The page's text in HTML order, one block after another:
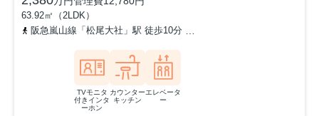
63.92㎡（2LDK）
阪急嵐山線「松尾大社」駅 徒歩10分
TVモニタ
付きインタ
ーホン
カウンター
キッチン
エレベータ
ー